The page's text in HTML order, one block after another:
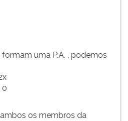
formam uma P.A. , podemos
0
os membros da